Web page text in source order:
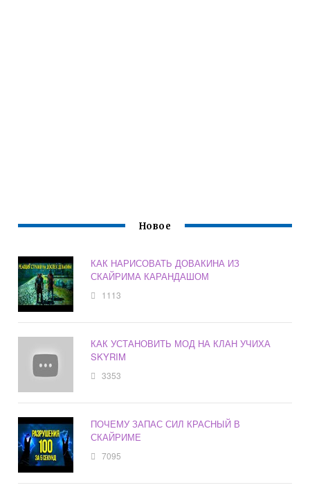
Новое
КАК НАРИСОВАТЬ ДОВАКИНА ИЗ
СКАЙРИМА КАРАНДАШОМ
1113
КАК УСТАНОВИТЬ МОД НА КЛАН УЧИХА
SKYRIM
3353
ПОЧЕМУ ЗАПАС СИЛ КРАСНЫЙ В
СКАЙРИМЕ
7095